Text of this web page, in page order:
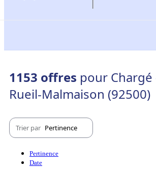
1153 offres pour
Rueil-Malmaison (92500)
Trier par Pertinence
Pertinence
Date